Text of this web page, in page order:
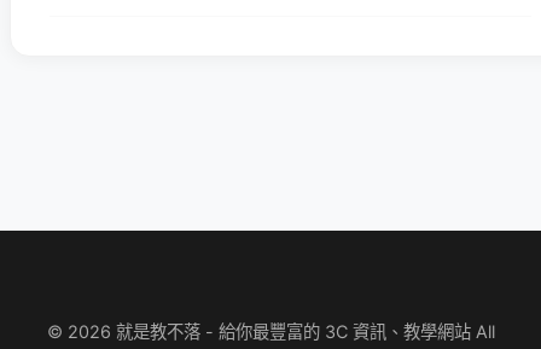
© 2026 就是教不落 - 給你最豐富的 3C 資訊、教學網站 All